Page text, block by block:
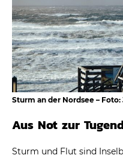
Sturm an der Nordsee –
Aus Not zur
Sturm und Flut sind